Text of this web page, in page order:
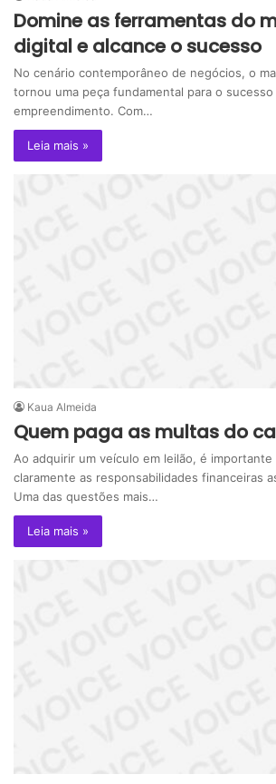
Domine as ferramentas do
digital e alcance o sucesso
No cenário contemporâneo de negócios, o
tornou uma peça fundamental para o
empreendimento. Com…
Leia mais »
Kaua Almeida
Quem paga as multas do
Ao adquirir um veículo em leilão, é
claramente as responsabilidades financeiras
Uma das questões mais…
Leia mais »